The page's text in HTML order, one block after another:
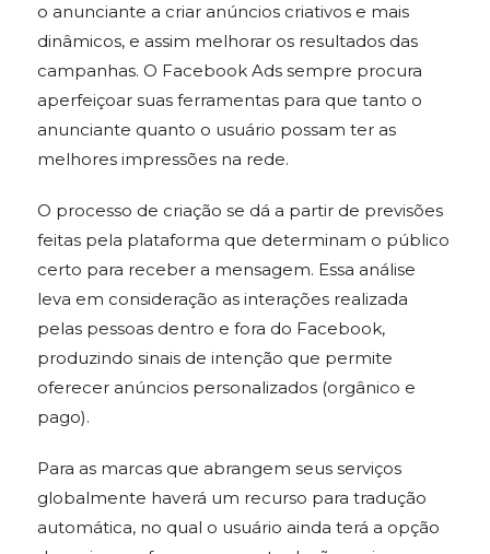
o anunciante a criar anúncios criativos e mais
dinâmicos, e assim melhorar os resultados das
campanhas. O Facebook Ads sempre procura
aperfeiçoar suas ferramentas para que tanto o
anunciante quanto o usuário possam ter as
melhores impressões na rede.
O processo de criação se dá a partir de previsões
feitas pela plataforma que determinam o público
certo para receber a mensagem. Essa análise
leva em consideração as interações realizada
pelas pessoas dentro e fora do Facebook,
produzindo sinais de intenção que permite
oferecer anúncios personalizados (orgânico e
pago).
Para as marcas que abrangem seus serviços
globalmente haverá um recurso para tradução
automática, no qual o usuário ainda terá a opção